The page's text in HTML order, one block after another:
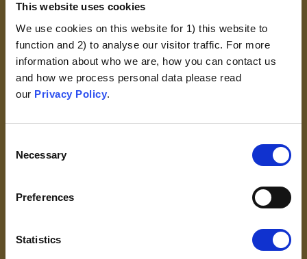
This website uses cookies
We use cookies on this website for 1) this website to
function and 2) to analyse our visitor traffic. For more
information about who we are, how you can contact us
and how we process personal data please read
our Privacy Policy.
Selection
Necessary
Preferences
Statistics
Le rejet de la modernité
Préoccupations Soulevées
Par Les Communautés Avec
VOIR